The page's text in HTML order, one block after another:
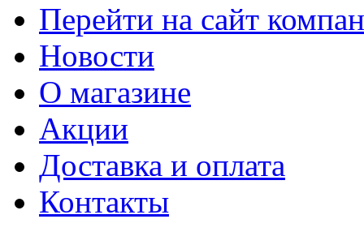
Перейти на сайт
Новости
О магазине
Акции
Доставка и оплата
Контакты